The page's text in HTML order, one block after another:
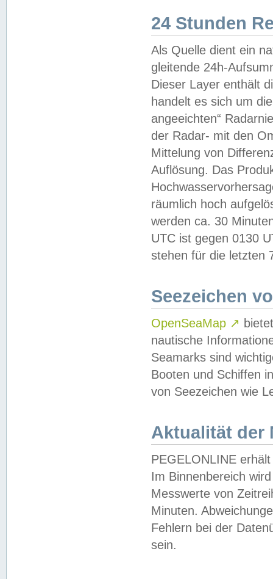
24 Stunden
Als Quelle dient ein
gleitende 24h-
Dieser Layer enthält
handelt es sich um
angeeichten“
der Radar- mit den
Mittelung von
Auflösung. Das
räumlich hoch
werden ca. 30
UTC ist gegen 0130
stehen für die letzten
Seezeichen
OpenSeaMap ↗
nautische
Seamarks sind
Booten und Schiffen
von Seezeichen wie
Aktualität der
PEGELONLINE
Im Binnenbereich
Messwerte von
Minuten.
Fehlern bei der
sein.